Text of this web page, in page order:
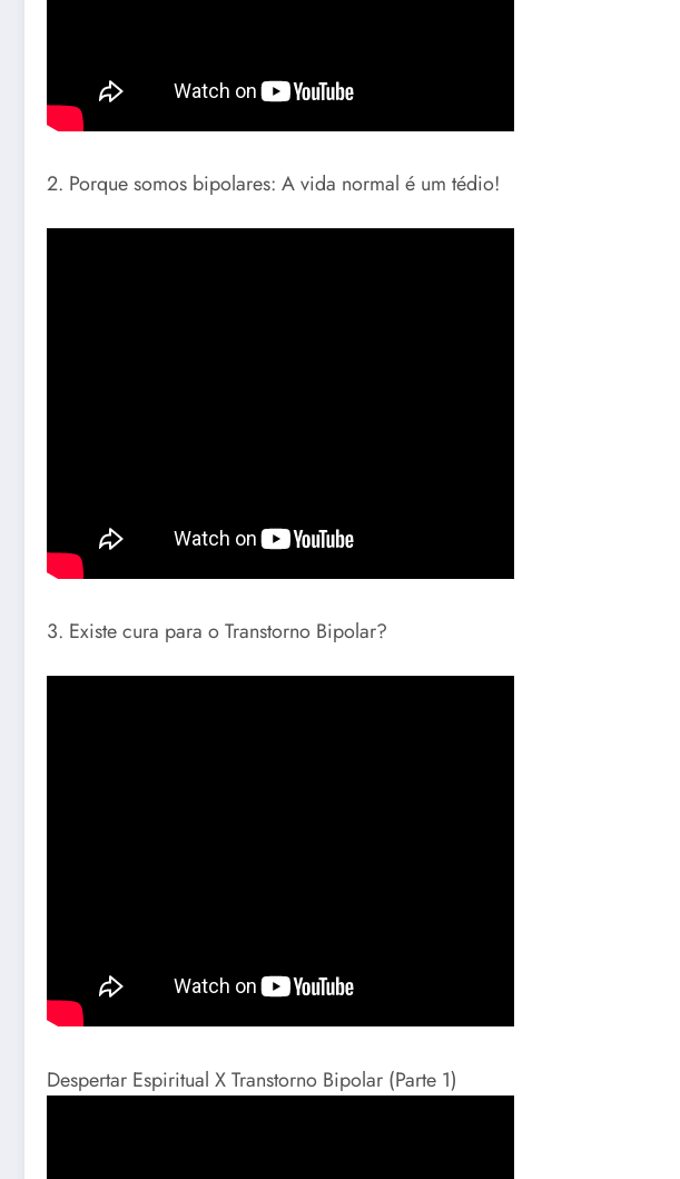
2. Porque somos bipolares: A vida normal é um tédio!
3. Existe cura para o Transtorno Bipolar?
Despertar Espiritual X Transtorno Bipolar (Parte 1)